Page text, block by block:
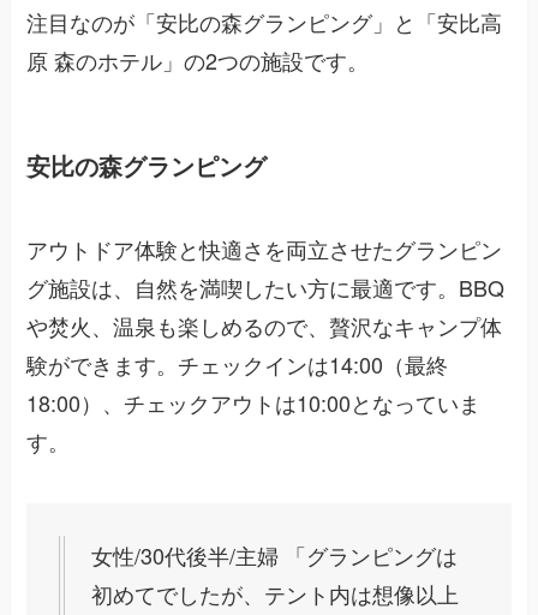
注目なのが「安比の森グランピング」と「安比高
原 森のホテル」の2つの施設です。
安比の森グランピング
アウトドア体験と快適さを両立させたグランピン
グ施設は、自然を満喫したい方に最適です。BBQ
や焚火、温泉も楽しめるので、贅沢なキャンプ体
験ができます。チェックインは14:00（最終
18:00）、チェックアウトは10:00となっていま
す。
女性/30代後半/主婦 「グランピングは
初めてでしたが、テント内は想像以上